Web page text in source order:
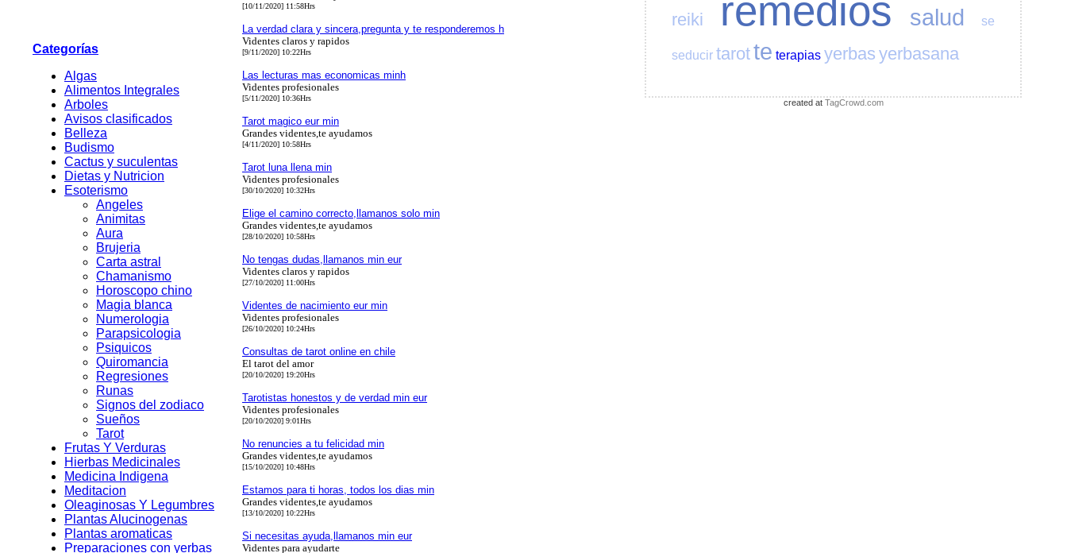
Categorías
Algas
Alimentos Integrales
Arboles
Avisos clasificados
Belleza
Budismo
Cactus y suculentas
Dietas y Nutricion
Esoterismo
Angeles
Animitas
Aura
Brujeria
Carta astral
Chamanismo
Horoscopo chino
Magia blanca
Numerologia
Parapsicologia
Psiquicos
Quiromancia
Regresiones
Runas
Signos del zodiaco
Sueños
Tarot
Frutas Y Verduras
Hierbas Medicinales
Medicina Indigena
Meditacion
Oleaginosas Y Legumbres
Plantas Alucinogenas
Plantas aromaticas
Preparaciones con yerbas
[10/11/2020] 11:58Hrs
La verdad clara y sincera,pregunta y te responderemos h
Videntes claros y rapidos
[9/11/2020] 10:22Hrs
Las lecturas mas economicas minh
Videntes profesionales
[5/11/2020] 10:36Hrs
Tarot magico eur min
Grandes videntes,te ayudamos
[4/11/2020] 10:58Hrs
Tarot luna llena min
Videntes profesionales
[30/10/2020] 10:32Hrs
Elige el camino correcto,llamanos solo min
Grandes videntes,te ayudamos
[28/10/2020] 10:58Hrs
No tengas dudas,llamanos min eur
Videntes claros y rapidos
[27/10/2020] 11:00Hrs
Videntes de nacimiento eur min
Videntes profesionales
[26/10/2020] 10:24Hrs
Consultas de tarot online en chile
El tarot del amor
[20/10/2020] 19:20Hrs
Tarotistas honestos y de verdad min eur
Videntes profesionales
[20/10/2020] 9:01Hrs
No renuncies a tu felicidad min
Grandes videntes,te ayudamos
[15/10/2020] 10:48Hrs
Estamos para ti horas, todos los dias min
Grandes videntes,te ayudamos
[13/10/2020] 10:22Hrs
Si necesitas ayuda,llamanos min eur
Videntes para ayudarte
reiki remedios salud se
seducir tarotte terapias yerbas yerbasana
created at TagCrowd.com